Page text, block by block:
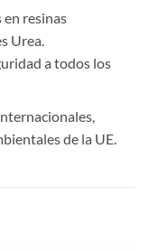
en resinas
Urea.
a todos los
de la UE.